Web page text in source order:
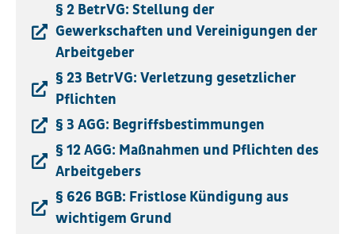
§ 2 BetrVG: Stellung der
Gewerkschaften und Vereinigungen der
Arbeitgeber
§ 23 BetrVG: Verletzung gesetzlicher
Pflichten
§ 3 AGG: Begriffsbestimmungen
§ 12 AGG: Maßnahmen und Pflichten des
Arbeitgebers
§ 626 BGB: Fristlose Kündigung aus
wichtigem Grund